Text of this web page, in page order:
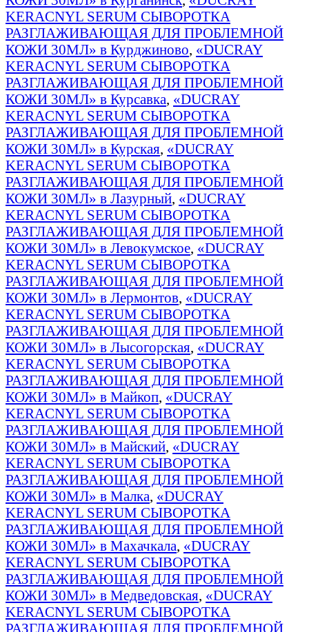
KERACNYL SERUM СЫВОРОТКА
РАЗГЛАЖИВАЮЩАЯ ДЛЯ ПРОБЛЕМНОЙ
КОЖИ 30МЛ» в Курджиново, «DUCRAY
KERACNYL SERUM СЫВОРОТКА
РАЗГЛАЖИВАЮЩАЯ ДЛЯ ПРОБЛЕМНОЙ
КОЖИ 30МЛ» в Курсавка, «DUCRAY
KERACNYL SERUM СЫВОРОТКА
РАЗГЛАЖИВАЮЩАЯ ДЛЯ ПРОБЛЕМНОЙ
КОЖИ 30МЛ» в Курская, «DUCRAY
KERACNYL SERUM СЫВОРОТКА
РАЗГЛАЖИВАЮЩАЯ ДЛЯ ПРОБЛЕМНОЙ
КОЖИ 30МЛ» в Лазурный, «DUCRAY
KERACNYL SERUM СЫВОРОТКА
РАЗГЛАЖИВАЮЩАЯ ДЛЯ ПРОБЛЕМНОЙ
КОЖИ 30МЛ» в Левокумское, «DUCRAY
KERACNYL SERUM СЫВОРОТКА
РАЗГЛАЖИВАЮЩАЯ ДЛЯ ПРОБЛЕМНОЙ
КОЖИ 30МЛ» в Лермонтов, «DUCRAY
KERACNYL SERUM СЫВОРОТКА
РАЗГЛАЖИВАЮЩАЯ ДЛЯ ПРОБЛЕМНОЙ
КОЖИ 30МЛ» в Лысогорская, «DUCRAY
KERACNYL SERUM СЫВОРОТКА
РАЗГЛАЖИВАЮЩАЯ ДЛЯ ПРОБЛЕМНОЙ
КОЖИ 30МЛ» в Майкоп, «DUCRAY
KERACNYL SERUM СЫВОРОТКА
РАЗГЛАЖИВАЮЩАЯ ДЛЯ ПРОБЛЕМНОЙ
КОЖИ 30МЛ» в Майский, «DUCRAY
KERACNYL SERUM СЫВОРОТКА
РАЗГЛАЖИВАЮЩАЯ ДЛЯ ПРОБЛЕМНОЙ
КОЖИ 30МЛ» в Малка, «DUCRAY
KERACNYL SERUM СЫВОРОТКА
РАЗГЛАЖИВАЮЩАЯ ДЛЯ ПРОБЛЕМНОЙ
КОЖИ 30МЛ» в Махачкала, «DUCRAY
KERACNYL SERUM СЫВОРОТКА
РАЗГЛАЖИВАЮЩАЯ ДЛЯ ПРОБЛЕМНОЙ
КОЖИ 30МЛ» в Медведовская, «DUCRAY
KERACNYL SERUM СЫВОРОТКА
РАЗГЛАЖИВАЮЩАЯ ДЛЯ ПРОБЛЕМНОЙ